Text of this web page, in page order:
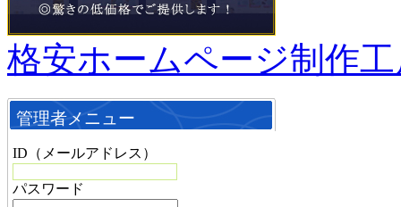
格安ホームページ制作
管理者メニュー
ID（メールアドレス）
パスワード